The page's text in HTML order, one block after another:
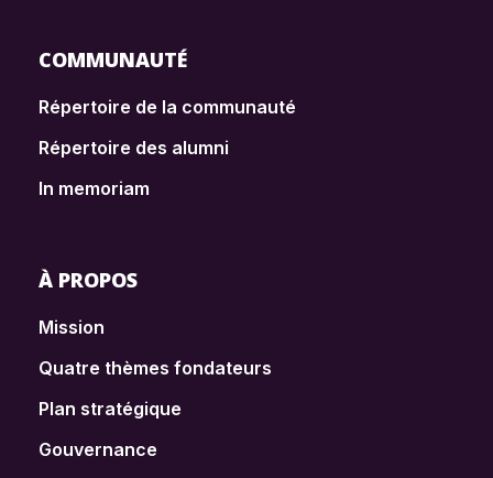
COMMUNAUTÉ
Répertoire de la communauté
Répertoire des alumni
In memoriam
À PROPOS
Mission
Quatre thèmes fondateurs
Plan stratégique
Gouvernance